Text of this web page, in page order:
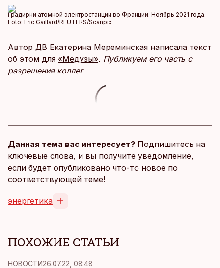
Градирни атомной электростанции во Франции. Ноябрь 2021 года.
Foto: Eric Gaillard/REUTERS/Scanpix
Автор ДВ Екатерина Мереминская написала текст
об этом для «Медузы». Публикуем его часть с
разрешения коллег.
Данная тема вас интересует? Подпишитесь на
ключевые слова, и вы получите уведомление,
если будет опубликовано что-то новое по
соответствующей теме!
энергетика
ПОХОЖИЕ СТАТЬИ
НОВОСТИ26.07.22, 08:48